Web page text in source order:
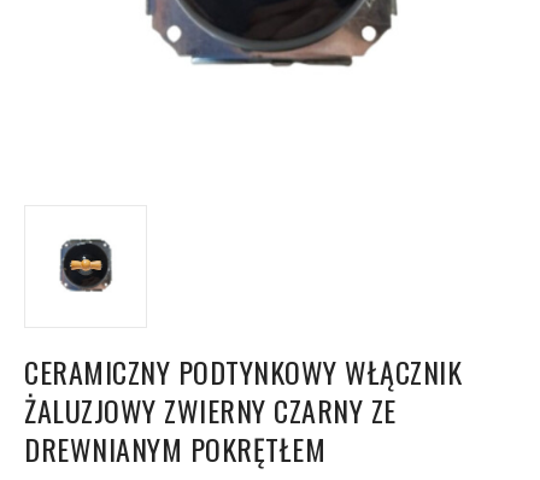
CERAMICZNY PODTYNKOWY WŁĄCZNIK
ŻALUZJOWY ZWIERNY CZARNY ZE
DREWNIANYM POKRĘTŁEM